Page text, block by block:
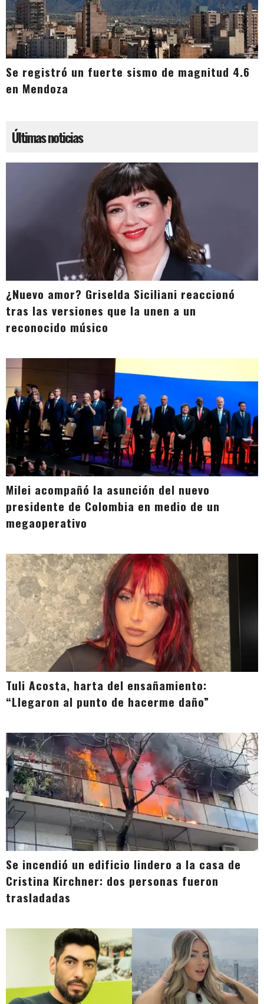
Se registró un fuerte sismo de magnitud 4.6
en Mendoza
Últimas noticias
¿Nuevo amor? Griselda Siciliani reaccionó
tras las versiones que la unen a un
reconocido músico
Milei acompañó la asunción del nuevo
presidente de Colombia en medio de un
megaoperativo
Tuli Acosta, harta del ensañamiento:
“Llegaron al punto de hacerme daño”
Se incendió un edificio lindero a la casa de
Cristina Kirchner: dos personas fueron
trasladadas